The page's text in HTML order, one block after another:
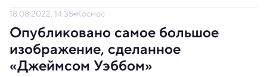
18.08.2022, 14:35 Космос
Опубликовано самое большое
изображение, сделанное
«Джеймсом Уэббом»